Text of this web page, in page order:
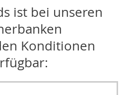
ist bei unseren
Konditionen